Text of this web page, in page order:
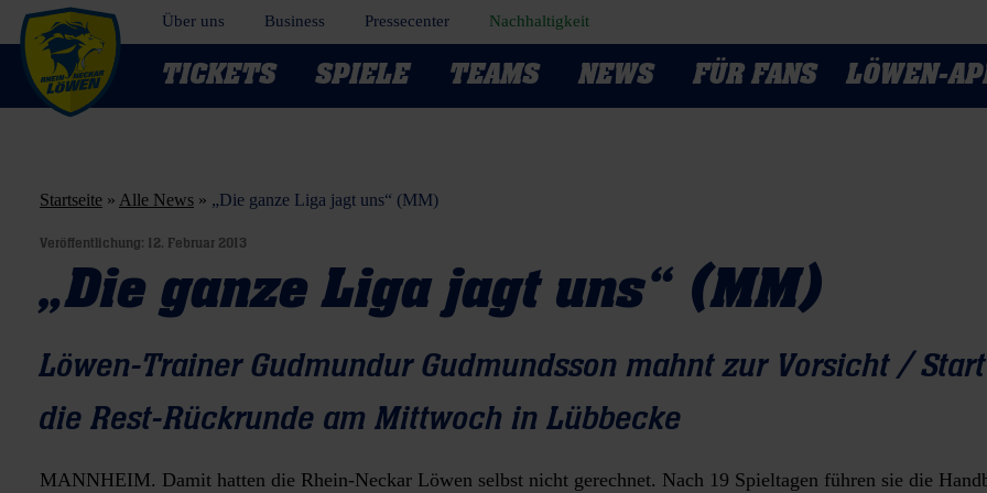
Über uns Business Pressecenter Nachhaltigkeit
TICKETS SPIELE TEAMS NEWS FÜR FANS LÖWEN-
Startseite » Alle News » „Die ganze Liga jagt uns“ (MM)
Veröffentlichung: 12. Februar 2013
„Die ganze Liga jagt uns“ (MM)
Löwen-Trainer Gudmundur Gudmundsson mahnt zur Vorsicht /
die Rest-Rückrunde am Mittwoch in Lübbecke
MANNHEIM. Damit hatten die Rhein-Neckar Löwen selbst nicht gerechnet. Nach 19 Spieltagen führen sie die